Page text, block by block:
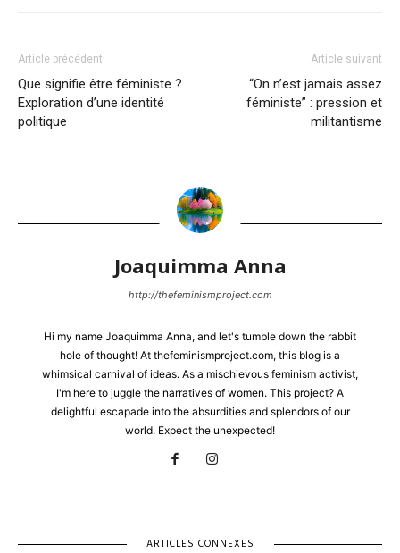
Article précédent
Que signifie être féministe ?
Exploration d’une identité
politique
Article suivant
“On n’est jamais assez
féministe” : pression et
militantisme
Joaquimma Anna
http://thefeminismproject.com
Hi my name Joaquimma Anna, and let's tumble down the rabbit
hole of thought! At thefeminismproject.com, this blog is a
whimsical carnival of ideas. As a mischievous feminism activist,
I'm here to juggle the narratives of women. This project? A
delightful escapade into the absurdities and splendors of our
world. Expect the unexpected!
ARTICLES CONNEXES